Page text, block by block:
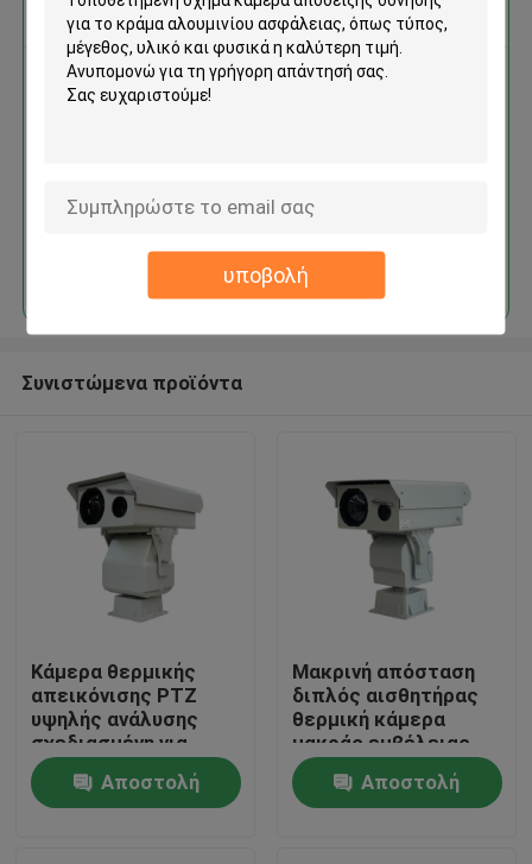
υποβολή
Σπίτι
Προϊόντα
Αποκτήστε την καλύτερη τιμή για
Τοποθετημένη όχημα κάμερα
Συνιστώμενα προϊόντα
Κάμερα θερμικής
απεικόνισης PTZ
υψηλής ανάλυσης
σχεδιασμένη για
προστασία υποδομής
ζωτικής σημασίας
και παρακολούθηση
Αποστολή
Μακρινή απόσταση
διπλός αισθητήρας
θερμική κάμερα
μακράς εμβέλειας
ptz κάμερα μακράς
εμβέλειας κάμερα
ασφαλείας
Αποστολή